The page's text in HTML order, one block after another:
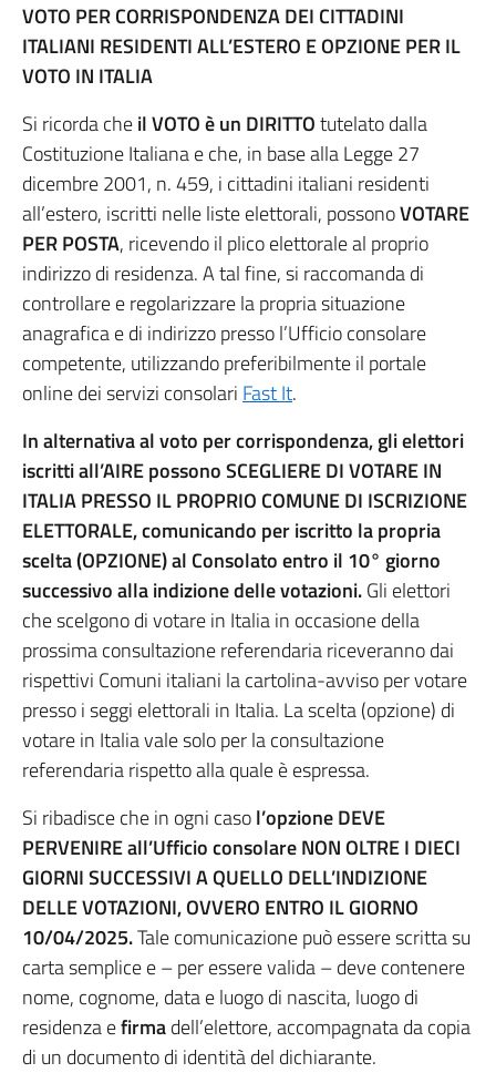
VOTO PER CORRISPONDENZA DEI CITTADINI
ITALIANI RESIDENTI ALL’ESTERO E OPZIONE PER IL
VOTO IN ITALIA
Si ricorda cheil VOTO è un DIRITTOtutelato dalla
Costituzione Italiana e che, in base alla Legge 27
dicembre 2001, n. 459, i cittadini italiani residenti
all’estero, iscritti nelle liste elettorali, possonoVOTARE
PER POSTA, ricevendo il plico elettorale al proprio
indirizzo di residenza. A tal fine, si raccomanda di
controllare e regolarizzare la propria situazione
anagrafica e di indirizzo presso l’Ufficio consolare
competente, utilizzando preferibilmente il portale
online dei servizi consolari Fast It.
In alternativa al voto per corrispondenza, gli elettori
iscritti all’AIRE possono SCEGLIERE DI VOTARE IN
ITALIA PRESSO IL PROPRIO COMUNE DI ISCRIZIONE
ELETTORALE, comunicando per iscritto la propria
scelta (OPZIONE) al Consolato entro il 10° giorno
successivo alla indizione delle votazioni.Gli elettori
che scelgono di votare in Italia in occasione della
prossima consultazione referendaria riceveranno dai
rispettivi Comuni italiani la cartolina-avviso per votare
presso i seggi elettorali in Italia. La scelta (opzione) di
votare in Italia vale solo per la consultazione
referendaria rispetto alla quale è espressa.
Si ribadisce che in ogni casol’opzione DEVE
PERVENIRE all’Ufficio consolare NON OLTRE I DIECI
GIORNI SUCCESSIVI A QUELLO DELL’INDIZIONE
DELLE VOTAZIONI, OVVERO ENTRO IL GIORNO
10/04/2025.Tale comunicazione può essere scritta su
carta semplice e – per essere valida – deve contenere
nome, cognome, data e luogo di nascita, luogo di
residenza efirmadell’elettore, accompagnata da copia
di un documento di identità del dichiarante.